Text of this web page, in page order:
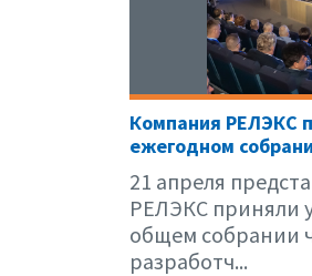
Компания РЕЛЭКС
ежегодном
21 апреля
РЕЛЭКС приняли
общем собрании
разработч...